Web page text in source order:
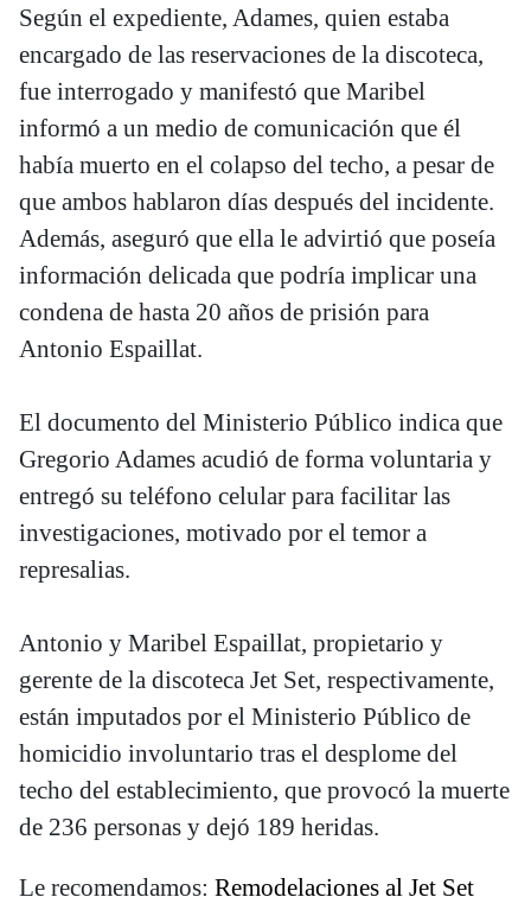
Según el expediente, Adames, quien estaba
encargado de las reservaciones de la discoteca,
fue interrogado y manifestó que Maribel
informó a un medio de comunicación que él
había muerto en el colapso del techo, a pesar de
que ambos hablaron días después del incidente.
Además, aseguró que ella le advirtió que poseía
información delicada que podría implicar una
condena de hasta 20 años de prisión para
Antonio Espaillat.
El documento del Ministerio Público indica que
Gregorio Adames acudió de forma voluntaria y
entregó su teléfono celular para facilitar las
investigaciones, motivado por el temor a
represalias.
Antonio y Maribel Espaillat, propietario y
gerente de la discoteca Jet Set, respectivamente,
están imputados por el Ministerio Público de
homicidio involuntario tras el desplome del
techo del establecimiento, que provocó la muerte
de 236 personas y dejó 189 heridas.
Le recomendamos: Remodelaciones al Jet Set